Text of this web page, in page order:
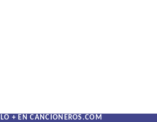
LO + EN CANCIONEROS.COM